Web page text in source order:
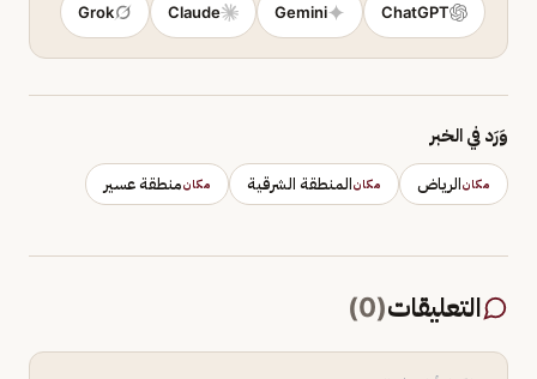
ChatGPT
Gemini
Claude
Grok
وَرَد في الخبر
مكانالرياض مكانالمنطقة الشرقية مكانمنطقة عسير
التعليقات(
0
)